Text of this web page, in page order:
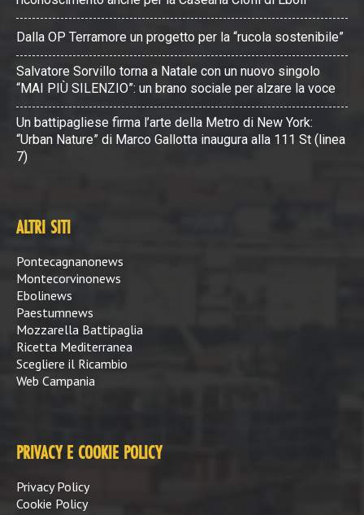
Dalla OP Terramore un progetto per la “rucola sostenibile”
Salvatore Sorvillo torna a Natale con un nuovo singolo
“MAI PIÙ SILENZIO”: un brano sociale per alzare la voce
Un battipagliese firma l’arte della Metro di New York:
“Urban Nature” di Marco Gallotta inaugura alla 111 St (linea
7)
ALTRI SITI
Pontecagnanonews
Montecorvinonews
Ebolinews
Paestumnews
Mozzarella Battipaglia
Ricetta Mediterranea
Scegliere il Ricambio
Web Campania
PRIVACY E COOKIE POLICY
Privacy Policy
Cookie Policy